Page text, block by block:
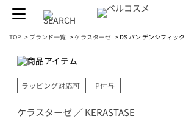
TOP > ブランド一覧 > ケラスターゼ > DS バン デンシフィッ
ラッピング対応可 P付与
ケラスターゼ ／ KERASTASE